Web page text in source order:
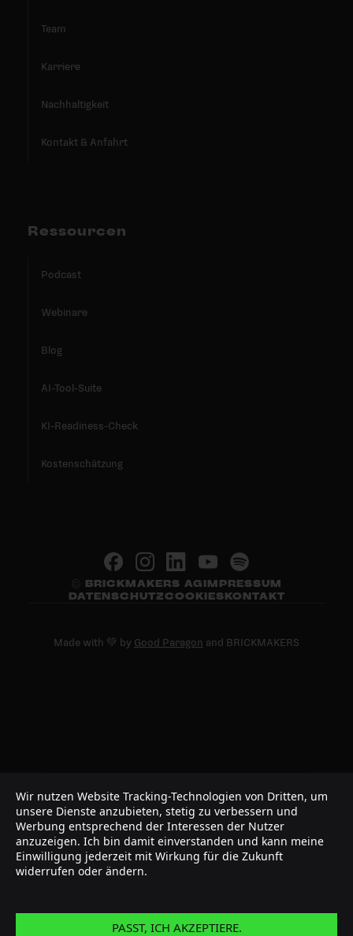
Team
Karriere
Nachhaltigkeit
Kontakt & Anfahrt
Ressourcen
Podcast
Webinare
Blog
AI-Tool-Suite
KI-Readiness-Check
Kostenschätzung
© BRICKMAKERS AG IMPRESSUM
DATENSCHUTZCOOKIESKONTAKT
Made with 💚 by Good Paragon and BRICKMAKERS
Wir nutzen Website Tracking-Technologien von Dritten, um
unsere Dienste anzubieten, stetig zu verbessern und
Werbung entsprechend der Interessen der Nutzer
anzuzeigen. Ich bin damit einverstanden und kann meine
Einwilligung jederzeit mit Wirkung für die Zukunft
widerrufen oder ändern.
PASST, ICH AKZEPTIERE.